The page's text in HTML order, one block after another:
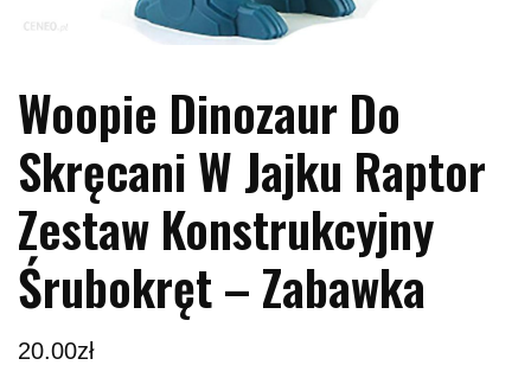
Woopie Dinozaur Do
Skręcani W Jajku Raptor
Zestaw Konstrukcyjny
Śrubokręt – Zabawka
20.00zł